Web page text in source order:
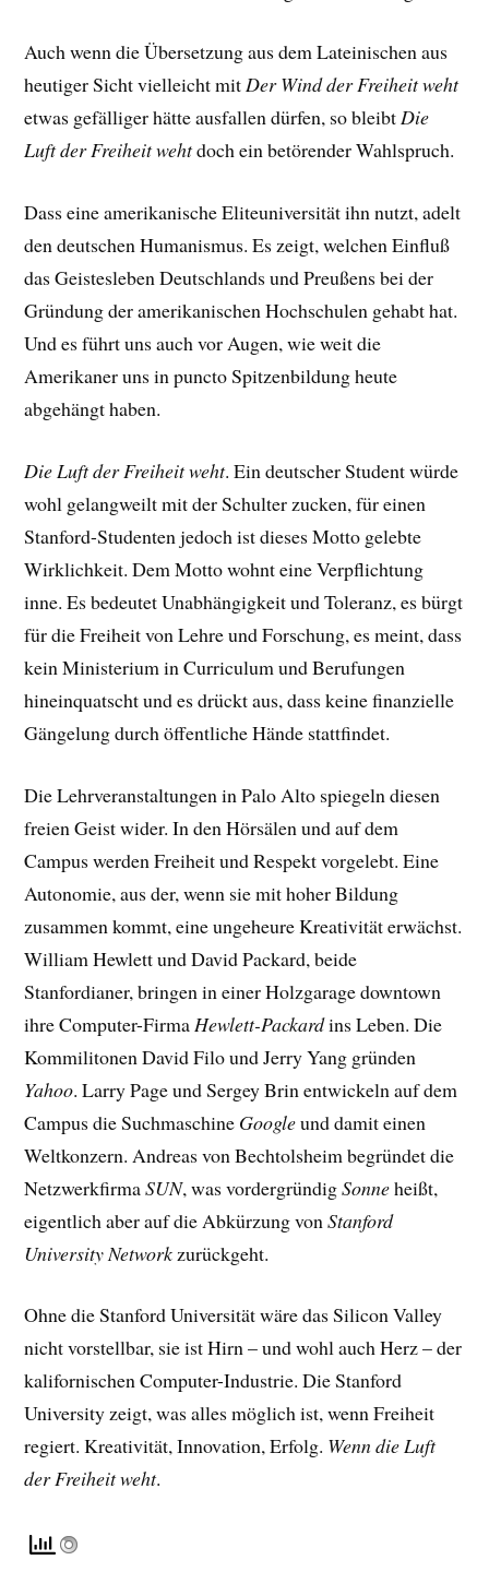
Auch wenn die Übersetzung aus dem Lateinischen aus
heutiger Sicht vielleicht mitDer Wind der Freiheit weht
etwas gefälliger hätte ausfallen dürfen, so bleibtDie
Luft der Freiheit wehtdoch ein betörender Wahlspruch.
Dass eine amerikanische Eliteuniversität ihn nutzt, adelt
den deutschen Humanismus. Es zeigt, welchen Einfluß
das Geistesleben Deutschlands und Preußens bei der
Gründung der amerikanischen Hochschulen gehabt hat.
Und es führt uns auch vor Augen, wie weit die
Amerikaner uns in puncto Spitzenbildung heute
abgehängt haben.
Die Luft der Freiheit weht. Ein deutscher Student würde
wohl gelangweilt mit der Schulter zucken, für einen
Stanford-Studenten jedoch ist dieses Motto gelebte
Wirklichkeit. Dem Motto wohnt eine Verpflichtung
inne. Es bedeutet Unabhängigkeit und Toleranz, es bürgt
für die Freiheit von Lehre und Forschung, es meint, dass
kein Ministerium in Curriculum und Berufungen
hineinquatscht und es drückt aus, dass keine finanzielle
Gängelung durch öffentliche Hände stattfindet.
Die Lehrveranstaltungen in Palo Alto spiegeln diesen
freien Geist wider. In den Hörsälen und auf dem
Campus werden Freiheit und Respekt vorgelebt. Eine
Autonomie, aus der, wenn sie mit hoher Bildung
zusammen kommt, eine ungeheure Kreativität erwächst.
William Hewlett und David Packard, beide
Stanfordianer, bringen in einer Holzgarage downtown
ihre Computer-Firma Hewlett-Packardins Leben. Die
Kommilitonen David Filo und Jerry Yang gründen
Yahoo. Larry Page und Sergey Brin entwickeln auf dem
Campus die Suchmaschine Googleund damit einen
Weltkonzern. Andreas von Bechtolsheim begründet die
NetzwerkfirmaSUN, was vordergründigSonneheißt,
eigentlich aber auf die Abkürzung vonStanford
University Network zurückgeht.
Ohne die Stanford Universität wäre das Silicon Valley
nicht vorstellbar, sie ist Hirn – und wohl auch Herz – der
kalifornischen Computer-Industrie. Die Stanford
University zeigt, was alles möglich ist, wenn Freiheit
regiert. Kreativität, Innovation, Erfolg. Wenn die Luft
der Freiheit weht.